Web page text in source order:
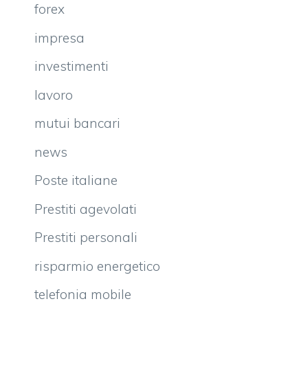
forex
impresa
investimenti
lavoro
mutui bancari
news
Poste italiane
Prestiti agevolati
Prestiti personali
risparmio energetico
telefonia mobile